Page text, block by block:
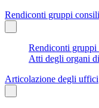
Rendiconti gruppi
Rendiconti gruppi
Atti degli organi
Articolazione degli uffici